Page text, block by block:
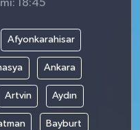
18:45
Afyonkarahisar
Ankara
Artvin Aydın
Bayburt